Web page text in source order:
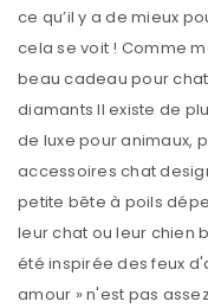
ce qu’il y a de mieux
cela se voit ! Comme
beau cadeau pour
diamants Il existe de
de luxe pour animaux,
accessoires chat
petite bête à poils
leur chat ou leur chien
été inspirée des feux
amour » n'est pas